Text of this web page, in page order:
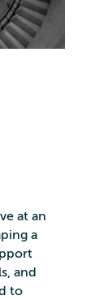
at an
a
and
to